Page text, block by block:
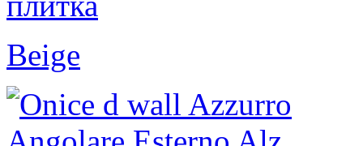
Beige